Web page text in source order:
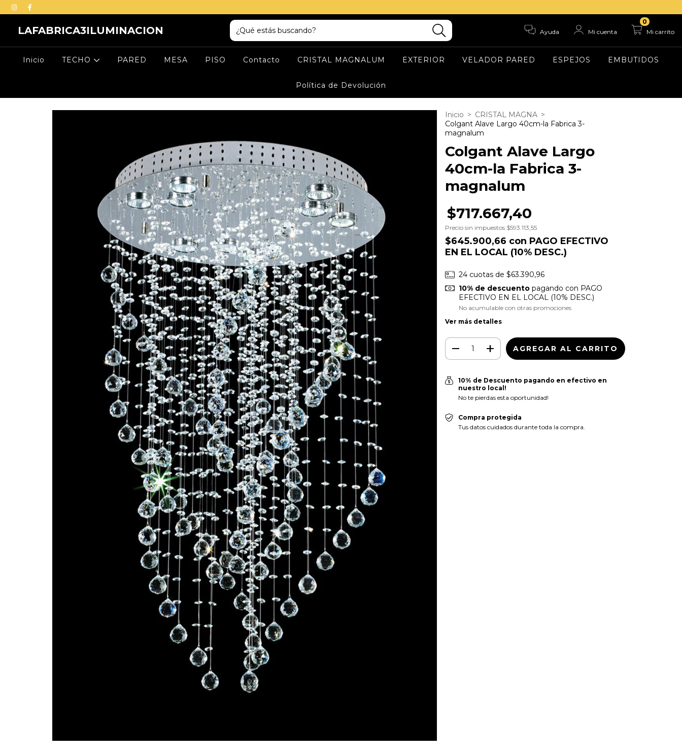
LAFABRICA3ILUMINACION Ayuda Mi cuenta Mi carrito
0
Inicio TECHO PARED MESA PISO Contacto CRISTAL MAGNALUM EXTERIOR VELADOR PARED ESPEJOS EMBUTIDOS
Política de Devolución
Inicio > CRISTAL MAGNA >
Colgant Alave Largo 40cm-la Fabrica 3-
magnalum
Colgant Alave Largo
40cm-la Fabrica 3-
magnalum
$717.667,40
Precio sin impuestos $593.113,55
$645.900,66 con PAGO EFECTIVO
EN EL LOCAL (10% DESC.)
24 cuotas de $63.390,96
10% de descuentopagando con PAGO
EFECTIVO EN EL LOCAL (10% DESC.)
No acumulable con otras promociones
Ver más detalles
10% de Descuento pagando en efectivo en
nuestro local!
No te pierdas esta oportunidad!
Compra protegida
Tus datos cuidados durante toda la compra.